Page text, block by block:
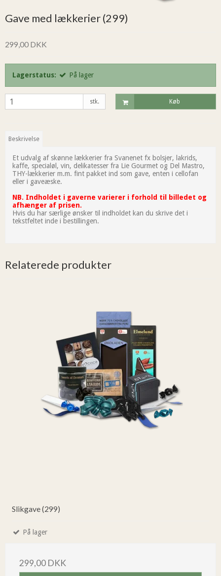
Gave med lækkerier (299)
299,00 DKK
Lagerstatus: På lager
stk. Køb
Beskrivelse
Et udvalg af skønne lækkerier fra Svanenet fx bolsjer, lakrids,
kaffe, specialøl, vin, delikatesser fra Lie Gourmet og Del Mastro,
THY-lækkerier m.m. fint pakket ind som gave, enten i cellofan
eller i gaveæske.
NB. Indholdet i gaverne varierer i forhold til billedet og
afhænger af prisen.
Hvis du har særlige ønsker til indholdet kan du skrive det i
tekstfeltet inde i bestillingen.
Relaterede produkter
Slikgave (299)
På lager
299,00 DKK